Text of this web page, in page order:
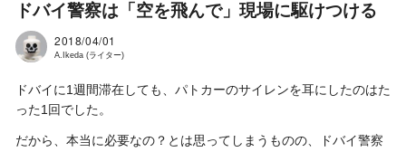
ドバイ警察は「空を飛んで」現場に駆けつける
2018/04/01
A.Ikeda (ライター)
ドバイに1週間滞在しても、パトカーのサイレンを耳にしたのはた
った1回でした。
だから、本当に必要なの？とは思ってしまうものの、ドバイ警察